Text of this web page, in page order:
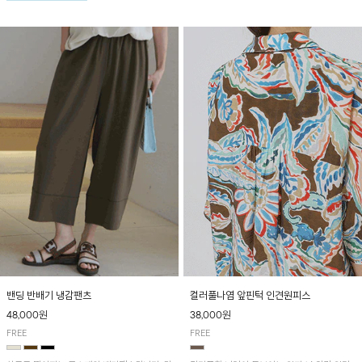
밴딩 반배기 냉감팬츠
48,000원
FREE
컬러풀나염 앞핀턱 인견원피스
38,000원
FREE